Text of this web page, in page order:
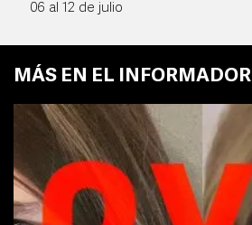
06 al 12 de julio
MÁS EN EL INFORMADOR